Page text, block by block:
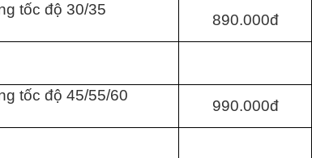
tốc độ 30/35
890.000đ
tốc độ 45/55/60
990.000đ